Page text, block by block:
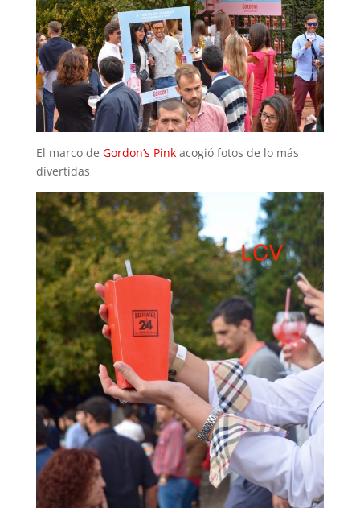
El marco de Gordon’s Pinkacogió fotos de lo más
divertidas